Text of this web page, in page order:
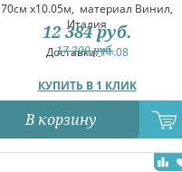
70см x10.05м, материал Винил,
Италия
Доставка:11.08
КУПИТЬ В 1 КЛИК
17 200руб.
12 384 руб.
В корзину